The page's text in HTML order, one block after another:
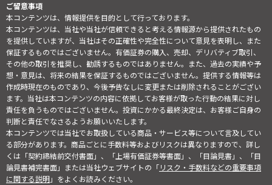
ご留意事項
本コンテンツは、情報提供を目的として行っております。
本コンテンツは、当社や当社が信頼できると考える情報源から提供されたもの
を提供していますが、当社はその正確性や完全性について意見を表明し、また
保証するものではございません。有価証券の購入、売却、デリバティブ取引、
その他の取引を推奨し、勧誘するものではありません。また、過去の実績や予
想・意見は、将来の結果を保証するものではございません。提供する情報等は
作成時現在のものであり、今後予告なしに変更または削除されることがござい
ます。当社は本コンテンツの内容に依拠してお客様が取った行動の結果に対し
責任を負うものではございません。投資にかかる最終決定は、お客様ご自身の
判断と責任でなさるようお願いいたします。
本コンテンツでは当社でお取扱している商品・サービス等について言及してい
る部分があります。商品ごとに手数料等およびリスクは異なりますので、詳し
くは「契約締結前交付書面」、「上場有価証券等書面」、「目論見書」、「目
論見書補完書面」または当社ウェブサイトの「リスク・手数料などの重要事項
に関する説明」をよくお読みください。